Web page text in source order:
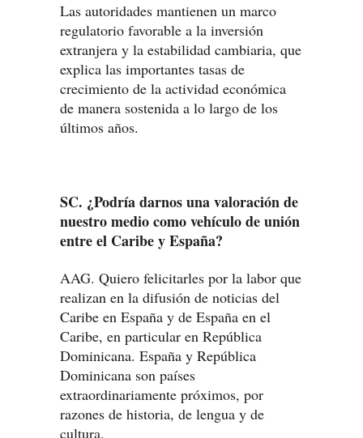
Las autoridades mantienen un marco
regulatorio favorable a la inversión
extranjera y la estabilidad cambiaria, que
explica las importantes tasas de
crecimiento de la actividad económica
de manera sostenida a lo largo de los
últimos años.
SC. ¿Podría darnos una valoración de
nuestro medio como vehículo de unión
entre el Caribe y España?
AAG. Quiero felicitarles por la labor que
realizan en la difusión de noticias del
Caribe en España y de España en el
Caribe, en particular en República
Dominicana. España y República
Dominicana son países
extraordinariamente próximos, por
razones de historia, de lengua y de
cultura.